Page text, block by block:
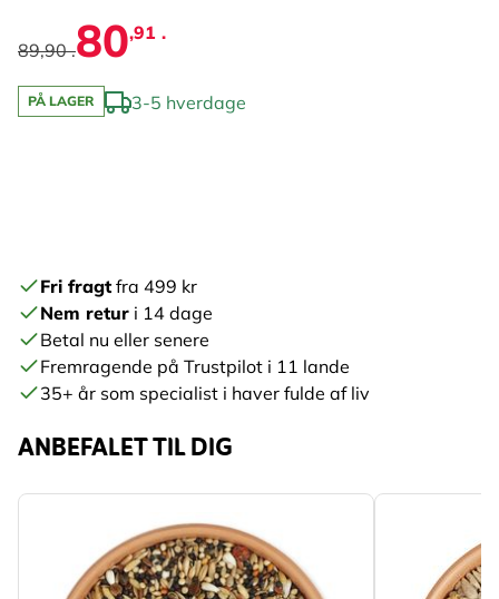
89,90 .80,91 .
PÅ LAGER 3-5 hverdage
Fri fragtfra 499 kr
Nem retur i 14 dage
Betal nu eller senere
Fremragende på Trustpilot i 11 lande
35+ år som specialist i haver fulde af liv
ANBEFALET TIL DIG